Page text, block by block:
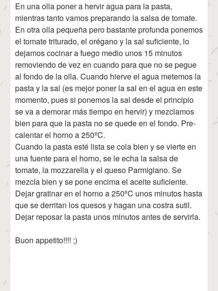
En una olla poner a hervir agua para la pasta,
mientras tanto vamos preparando la salsa de tomate.
En otra olla pequeña pero bastante profunda ponemos
el tomate triturado, el orégano y la sal suficiente, lo
dejamos cocinar a fuego medio unos 15 minutos
removiendo de vez en cuando para que no se pegue
al fondo de la olla. Cuando hierve el agua metemos la
pasta y la sal (es mejor poner la sal en el agua en este
momento, pues si ponemos la sal desde el principio
se va a demorar más tiempo en hervir) y mezclamos
bien para que la pasta no se quede en el fondo. Pre-
calentar el horno a 250ºC.
Cuando la pasta esté lista se cola bien y se vierte en
una fuente para el horno, se le echa la salsa de
tomate, la mozzarella y el queso Parmigiano. Se
mezcla bien y se pone encima el aceite suficiente.
Dejar gratinar en el horno a 250ºC unos minutos hasta
que se derritan los quesos y hagan una costra sutil.
Dejar reposar la pasta unos minutos antes de servirla.
Buon appetito!!!! ;)